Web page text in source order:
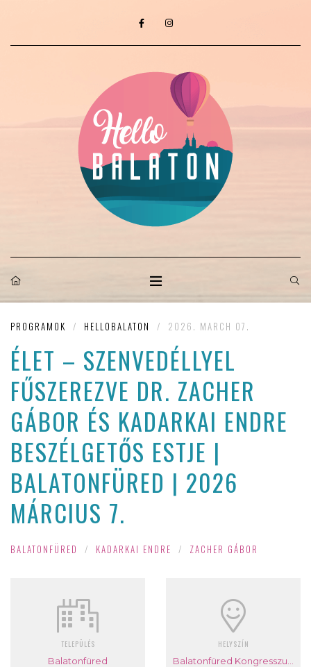
PROGRAMOK / HELLOBALATON / 2026. MARCH 07.
ÉLET – SZENVEDÉLLYEL
FŰSZEREZVE DR. ZACHER
GÁBOR ÉS KADARKAI ENDRE
BESZÉLGETŐS ESTJE |
BALATONFÜRED | 2026
MÁRCIUS 7.
BALATONFÜRED / KADARKAI ENDRE / ZACHER GÁBOR
TELEPÜLÉS
Balatonfüred
HELYSZÍN